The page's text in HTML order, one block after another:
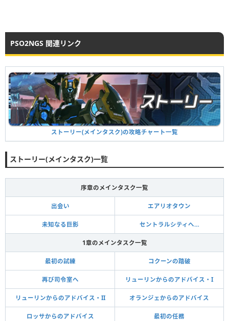
PSO2NGS 関連リンク
ストーリー(メインタスク)の攻略チャート一覧
ストーリー(メインタスク)一覧
序章のメインタスク一覧
出会い エアリオタウン
未知なる巨影 セントラルシティへ…
1章のメインタスク一覧
最初の試練 コクーンの踏破
再び司令室へ リューリンからのアドバイス・I
リューリンからのアドバイス・II オランジェからのアドバイス
ロッサからのアドバイス 最初の任務